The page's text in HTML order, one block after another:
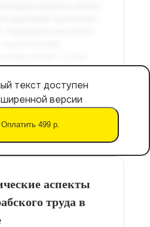
текст доступен
версии
Оплатить 499 р.
аспекты
труда в